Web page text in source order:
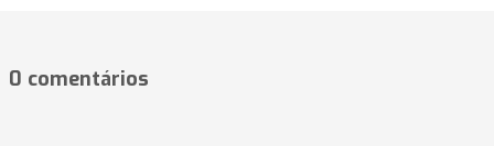
0 comentários